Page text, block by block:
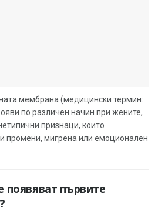
мембрана (медицински термин:
по различен начин при жените,
признаци, които
промени, мигрена или емоционален
появяват първите